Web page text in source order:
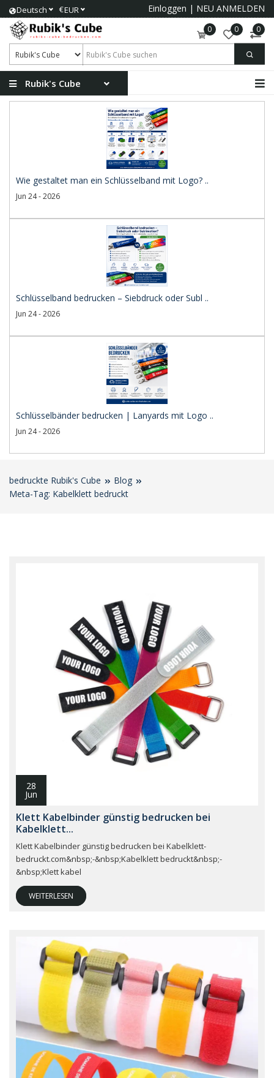
Deutsch €EUR Einloggen | NEU ANMELDEN
0 0 0
Rubik's Cube
Wie gestaltet man ein Schlüsselband mit Logo? ..
Jun 24 - 2026
Schlüsselband bedrucken – Siebdruck oder Subl ..
Jun 24 - 2026
Schlüsselbänder bedrucken | Lanyards mit Logo ..
Jun 24 - 2026
bedruckte Rubik's Cube
Blog
Meta-Tag: Kabelklett bedruckt
28
Jun
Klett Kabelbinder günstig bedrucken bei
Kabelklett...
Klett Kabelbinder günstig bedrucken bei Kabelklett-
bedruckt.com&nbsp;-&nbsp;Kabelklett bedruckt&nbsp;-
&nbsp;Klett kabel
WEITERLESEN